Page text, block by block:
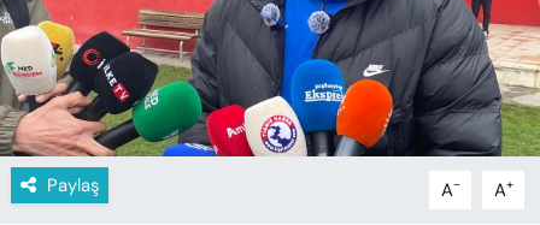
Paylaş A- A+
KADIN
SAĞLIK
SPOR
KÜLTÜR-SANAT